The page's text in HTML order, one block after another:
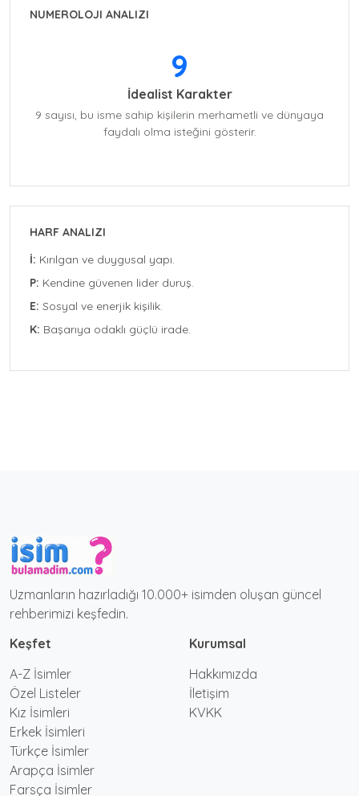
NUMEROLOJI ANALIZI
9
İdealist Karakter
9 sayısı, bu isme sahip kişilerin merhametli ve dünyaya
faydalı olma isteğini gösterir.
HARF ANALIZI
İ: Kırılgan ve duygusal yapı.
P: Kendine güvenen lider duruş.
E: Sosyal ve enerjik kişilik.
K: Başarıya odaklı güçlü irade.
Uzmanların hazırladığı 10.000+ isimden oluşan güncel
rehberimizi keşfedin.
Keşfet
A-Z İsimler
Özel Listeler
Kız İsimleri
Erkek İsimleri
Türkçe İsimler
Arapça İsimler
Farsça İsimler
Kurumsal
Hakkımızda
İletişim
KVKK